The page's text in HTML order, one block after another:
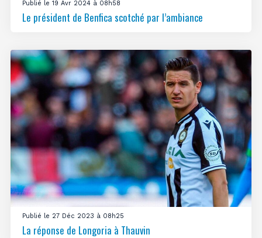
Publié le 19 Avr 2024 à 08h58
Le président de Benfica scotché par l’ambiance
Publié le 27 Déc 2023 à 08h25
La réponse de Longoria à Thauvin